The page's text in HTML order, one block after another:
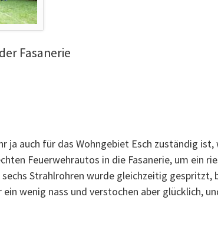
Fasanerie
ja auch für das Wohngebiet Esch zuständig
Feuerwehrautos in die Fasanerie, um ein
sechs Strahlrohren wurde gleichzeitig
wenig nass und verstochen aber glücklich,